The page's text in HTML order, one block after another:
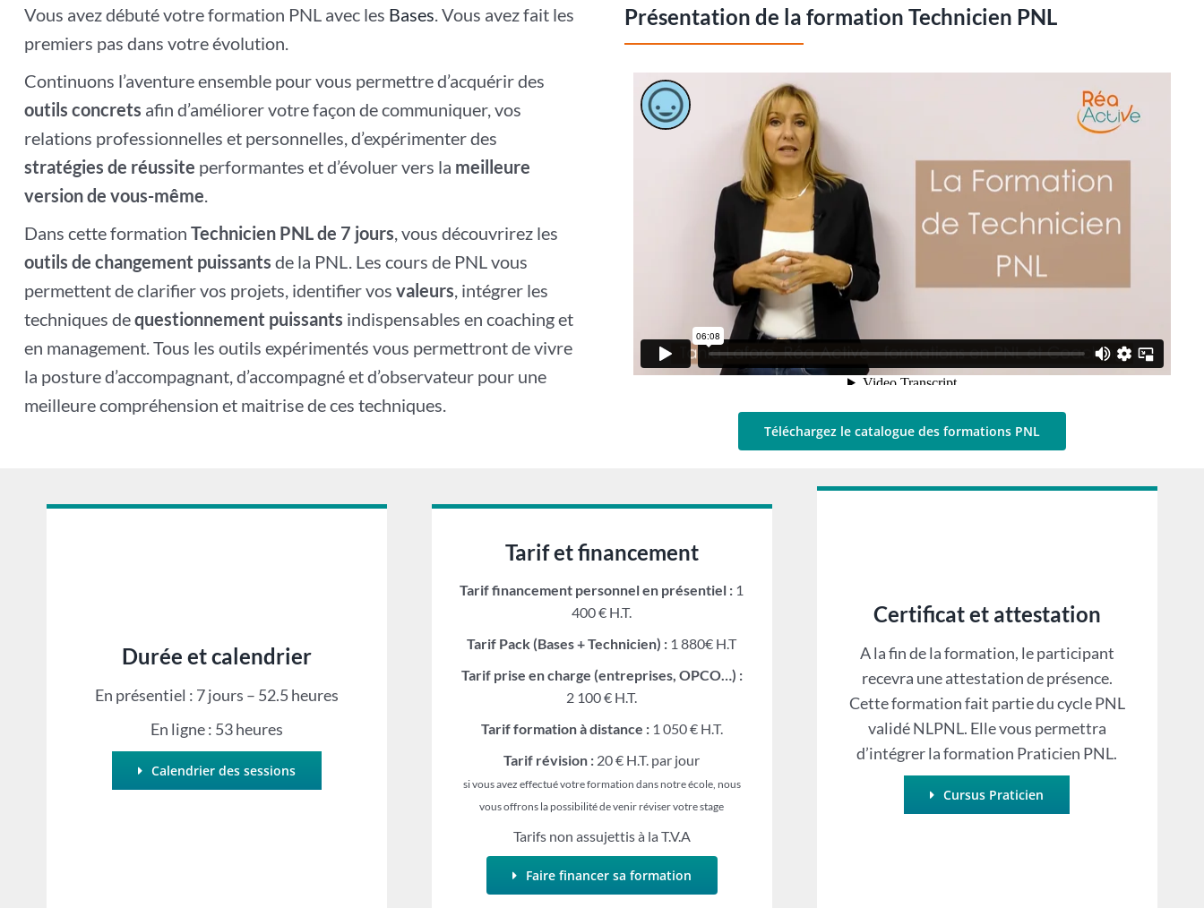
Vous avez débuté votre formation PNL avec les Bases. Vous avez fait les
premiers pas dans votre évolution.
Continuons l’aventure ensemble pour vous permettre d’acquérir des
outils concrets afin d’améliorer votre façon de communiquer, vos
relations professionnelles et personnelles, d’expérimenter des
stratégies de réussite performantes et d’évoluer vers la meilleure
version de vous-même.
Dans cette formationTechnicien PNL de 7 jours, vous découvrirez les
outils de changement puissants de la PNL. Les cours de PNL vous
permettent de clarifier vos projets, identifier vosvaleurs, intégrer les
techniques dequestionnement puissants indispensables en coaching et
en management. Tous les outils expérimentés vous permettront de vivre
la posture d’accompagnant, d’accompagné et d’observateur pour une
meilleure compréhension et maitrise de ces techniques.
Présentation de la formation Technicien PNL
Téléchargez le catalogue des formations PNL
Durée et calendrier
En présentiel : 7 jours – 52.5 heures
En ligne : 53 heures
Calendrier des sessions
Tarif et financement
Tarif financement personnel en présentiel : 1
400 € H.T.
Tarif Pack (Bases + Technicien) : 1 880€ H.T
Tarif prise en charge (entreprises, OPCO…) :
2 100 € H.T.
Tarif formation à distance : 1 050 € H.T.
Tarif révision : 20 € H.T. par jour
si vous avez effectué votre formation dans notre école, nous
vous offrons la possibilité de venir réviser votre stage
Tarifs non assujettis à la T.V.A
Faire financer sa formation
Certificat et attestation
A la fin de la formation, le participant
recevra une attestation de présence.
Cette formation fait partie du cycle PNL
validé NLPNL. Elle vous permettra
d’intégrer la formation Praticien PNL.
Cursus Praticien